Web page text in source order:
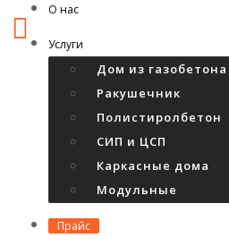
О нас
Услуги
Дом из газобетона
Ракушечник
Полистиролбетон
СИП и ЦСП
Каркасные дома
Модульные
Прайс